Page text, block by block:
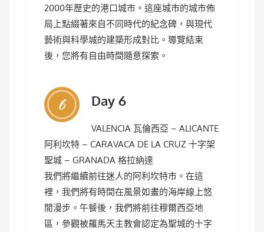
2000年歷史的港口城市。這座城市的城市佈
局上點綴著來自不同時代的紀念碑，與現代
藝術與科學城的建築形成對比。導覽結束
後，您將有自由時間隨意探索。
6 Day 6
VALENCIA 瓦倫西亞 – ALICANTE
阿利坎特 – CARAVACA DE LA CRUZ 十字架
聖城 – GRANADA 格拉納達
我們將繼續前往迷人的阿利坎特市。在這
裡，我們將有時間在風景如畫的海岸線上悠
閒漫步。午餐後，我們將前往穆爾西亞地
區，參觀被羅馬天主教會認定為聖城的十字